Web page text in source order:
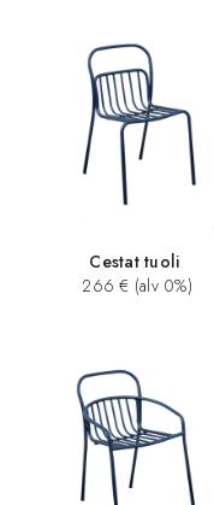
Cestat tuoli
266 € (alv 0%)